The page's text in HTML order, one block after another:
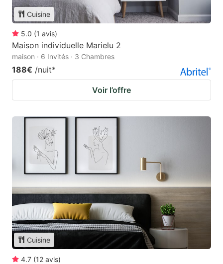
Cuisine
5.0 (1 avis)
Maison individuelle Marielu 2
maison · 6 Invités · 3 Chambres
188€ /nuit*
Voir l’offre
Cuisine
4.7 (12 avis)